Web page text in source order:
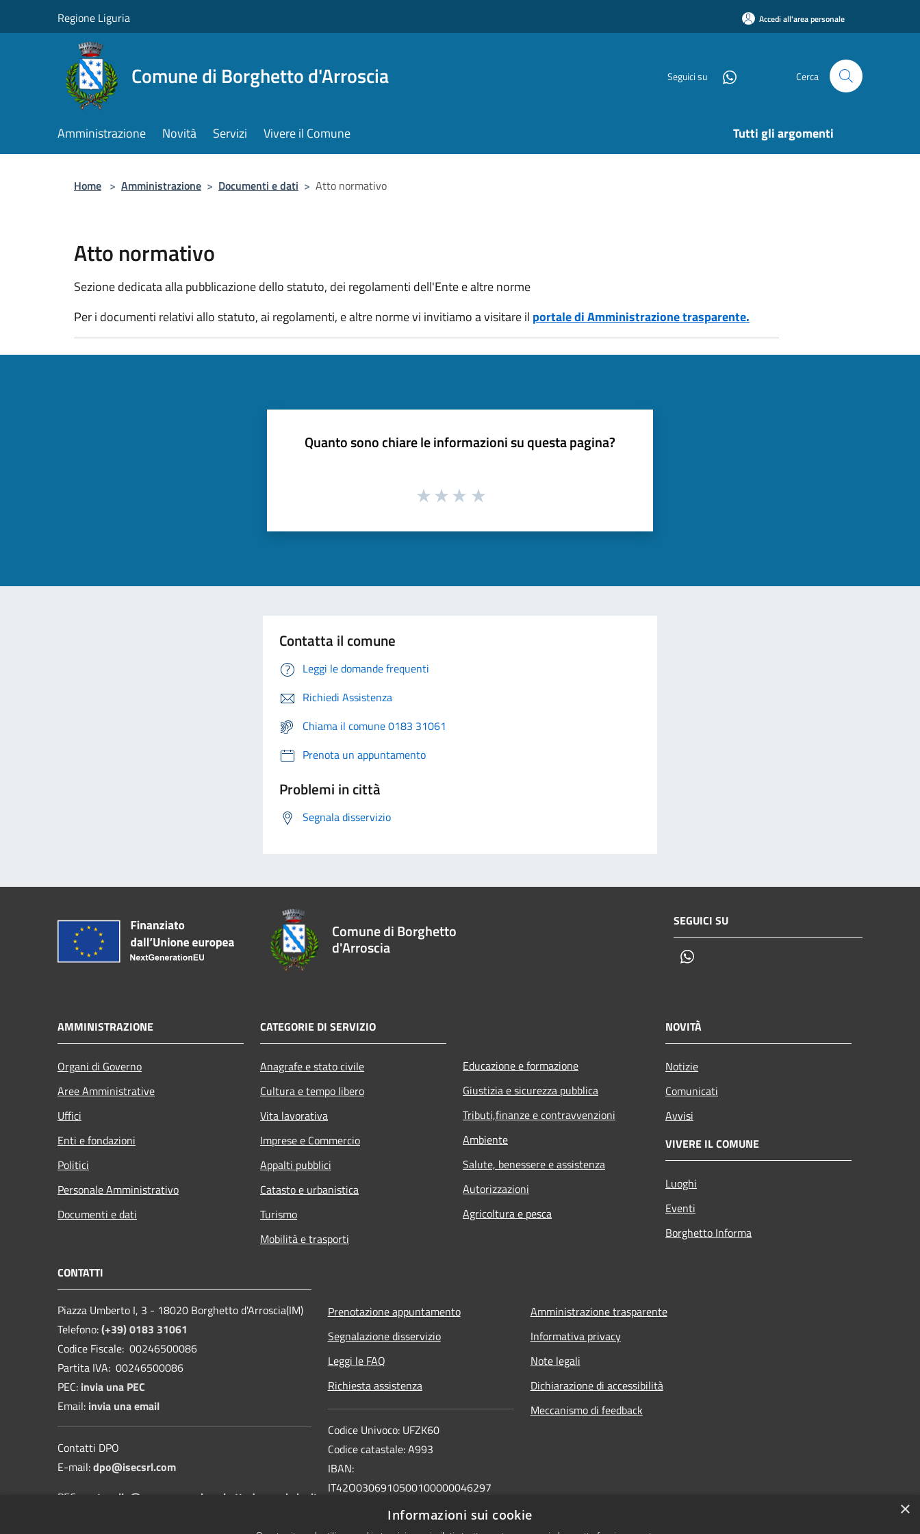
Regione Liguria Accedi all'area personale
Comune di Borghetto d'Arroscia Seguici su Cerca
Amministrazione Novità Servizi Vivere il Comune Tutti gli argomenti
Home > Amministrazione > Documenti e dati > Atto normativo
Atto normativo
Sezione dedicata alla pubblicazione dello statuto, dei regolamenti dell'Ente e altre norme
Per i documenti relativi allo statuto, ai regolamenti, e altre norme vi invitiamo a visitare il portale di Amministrazione trasparente.
Quanto sono chiare le informazioni su questa pagina?
Contatta il comune
Leggi le domande frequenti
Richiedi Assistenza
Chiama il comune 0183 31061
Prenota un appuntamento
Problemi in città
Segnala disservizio
Comune di Borghetto
d'Arroscia
SEGUICI SU
AMMINISTRAZIONE
Organi di Governo
Aree Amministrative
Uffici
Enti e fondazioni
Politici
Personale Amministrativo
Documenti e dati
CATEGORIE DI SERVIZIO
Anagrafe e stato civile
Cultura e tempo libero
Vita lavorativa
Imprese e Commercio
Appalti pubblici
Catasto e urbanistica
Turismo
Mobilità e trasporti
Educazione e formazione
Giustizia e sicurezza pubblica
Tributi,finanze e contravvenzioni
Ambiente
Salute, benessere e assistenza
Autorizzazioni
Agricoltura e pesca
NOVITÀ
Notizie
Comunicati
Avvisi
VIVERE IL COMUNE
Luoghi
Eventi
Borghetto Informa
CONTATTI
Piazza Umberto I, 3 - 18020 Borghetto d'Arroscia(IM)
Telefono:(+39) 0183 31061
Codice Fiscale: 00246500086
Partita IVA: 00246500086
PEC: invia una PEC
Email: invia una email
Contatti DPO
E-mail:dpo@isecsrl.com
PEC:
protocollo@pec.comune.borghettodarroscia.im.it
Prenotazione appuntamento
Segnalazione disservizio
Leggi le FAQ
Richiesta assistenza
Codice Univoco: UFZK60
Codice catastale: A993
IBAN:
IT42O0306910500100000046297
INTESA SAN PAOLO SPA
Amministrazione trasparente
Informativa privacy
Note legali
Dichiarazione di accessibilità
Meccanismo di feedback
×
Informazioni sui cookie